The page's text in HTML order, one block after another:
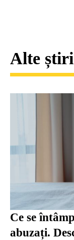
Alte știri
Ce se
abuzați.